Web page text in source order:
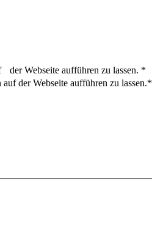
der Webseite aufführen zu lassen. *
der Webseite aufführen zu lassen.*